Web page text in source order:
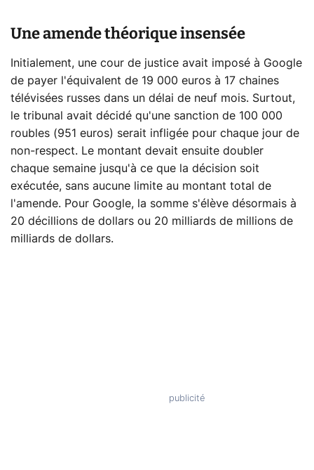
Une amende théorique insensée
Initialement, une cour de justice avait imposé à Google
de payer l'équivalent de 19 000 euros à 17 chaines
télévisées russes dans un délai de neuf mois. Surtout,
le tribunal avait décidé qu'une sanction de 100 000
roubles (951 euros) serait infligée pour chaque jour de
non-respect. Le montant devait ensuite doubler
chaque semaine jusqu'à ce que la décision soit
exécutée, sans aucune limite au montant total de
l'amende. Pour Google, la somme s'élève désormais à
20 décillions de dollars ou 20 milliards de millions de
milliards de dollars.